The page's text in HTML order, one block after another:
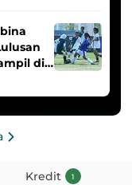
di
Kredit 1